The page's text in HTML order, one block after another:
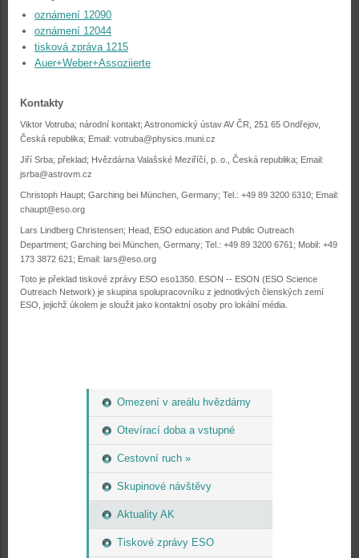
Omezení v areálu hvězdárny
Otevírací doba a vstupné
Cestovní ruch »
Skupinové návštěvy
Aktuality AK
Tiskové zprávy ESO
oznámení 12090
oznámení 12044
tisková zpráva 1215
Auer+Weber+Assoziierte
Kontakty
Viktor Votruba; národní kontakt; Astronomický ústav AV ČR, 251 65 Ondřejov,
Česká republika; Email: votruba@physics.muni.cz
Jiří Srba; překlad; Hvězdárna Valašské Meziříčí, p. o., Česká republika; Email:
jsrba@astrovm.cz
Christoph Haupt; Garching bei München, Germany; Tel.: +49 89 3200 6310; Email:
chaupt@eso.org
Lars Lindberg Christensen; Head, ESO education and Public Outreach
Department; Garching bei München, Germany; Tel.: +49 89 3200 6761; Mobil: +49
173 3872 621; Email: lars@eso.org
Toto je překlad tiskové zprávy ESO eso1350. ESON -- ESON (ESO Science
Outreach Network) je skupina spolupracovníku z jednotlivých členských zemí
ESO, jejichž úkolem je sloužit jako kontaktní osoby pro lokální média.